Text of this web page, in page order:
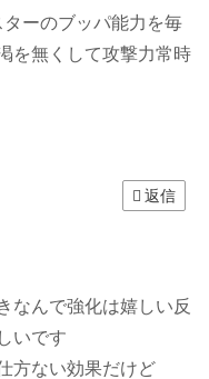
ーのブッパ能力を毎
を無くして攻撃力常時
返信
なんで強化は嬉しい反
いです
方ない効果だけど